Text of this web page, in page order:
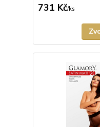
731 Kč/ks